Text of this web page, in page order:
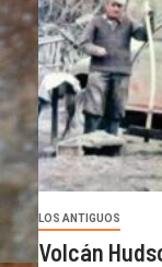
LOS ANTIGUOS
Volcán